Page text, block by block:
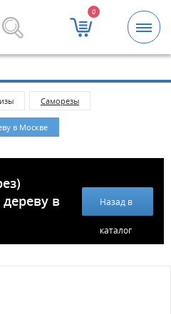
0
оптом. Минимальная
Саморезы
в Москве
в
Назад в
каталог